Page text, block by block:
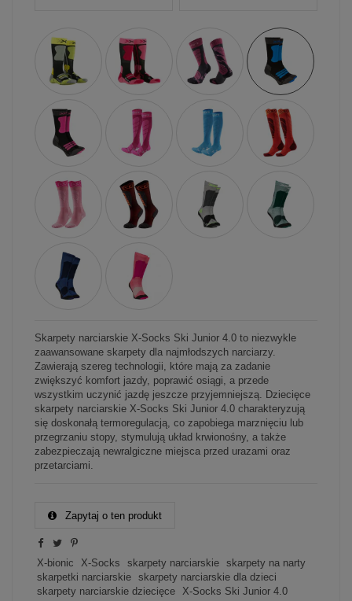
Skarpety narciarskie X-Socks Ski Junior 4.0 to niezwykle
zaawansowane skarpety dla najmłodszych narciarzy.
Zawierają szereg technologii, które mają za zadanie
zwiększyć komfort jazdy, poprawić osiągi, a przede
wszystkim uczynić jazdę jeszcze przyjemniejszą. Dziecięce
skarpety narciarskie X-Socks Ski Junior 4.0 charakteryzują
się doskonałą termoregulacją, co zapobiega marznięciu lub
przegrzaniu stopy, stymulują układ krwionośny, a także
zabezpieczają newralgiczne miejsca przed urazami oraz
przetarciami.
Zapytaj o ten produkt
X-bionic X-Socks skarpety narciarskie
skarpety na narty
skarpetki narciarskie
skarpety narciarskie dla dzieci
skarpety narciarskie dziecięce
X-Socks Ski Junior 4.0